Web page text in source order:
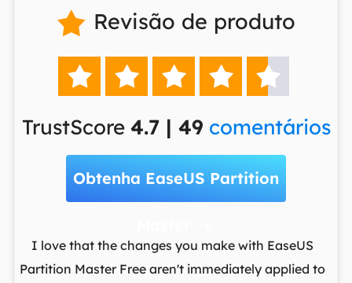
 Revisão de produto
    
TrustScore 4.7 | 49 comentários
Obtenha EaseUS Partition
I love that the changes you make with EaseUS
Partition Master Free aren't immediately applied to